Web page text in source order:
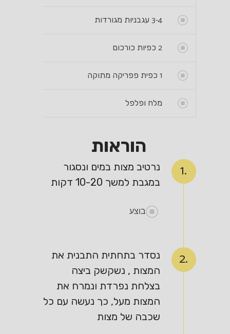
3-4 עגבניות מגורדות
2 כפיות כורכום
1 כפית פפריקה מתוקה
מלח ופלפל
הוראות
1.
נרטיב מצות במים ונסגור
במגבת למשך 10-20 דקות
בוצע
2.
נסדר בתחתית התבנית את
המצות , נשקשק ביצה
בצלחת נפרדת ונמרח את
המצות מעל, כך נעשה עם כל
שכבה של מצות